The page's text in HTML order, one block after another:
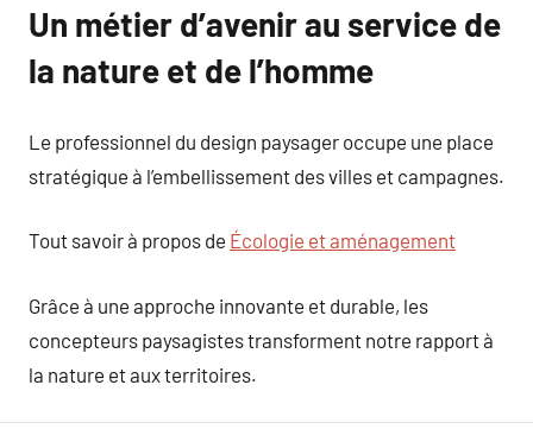
Un métier d’avenir au service de
la nature et de l’homme
Le professionnel du design paysager occupe une place
stratégique à l’embellissement des villes et campagnes.
Tout savoir à propos de Écologie et aménagement
Grâce à une approche innovante et durable, les
concepteurs paysagistes transforment notre rapport à
la nature et aux territoires.